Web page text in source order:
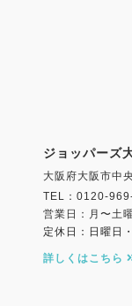
ジョッパーズ
大阪府大阪市中
TEL：0120-
営業日：月〜
定休日：日曜日
詳しくはこちら